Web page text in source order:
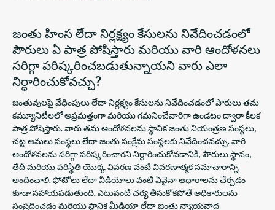
జంతు హింస లేదా నిర్లక్ష్యం కేసులను నివేదించడంలో
పౌరులు ఏ పాత్ర పోషిస్తారు మరియు వారి ఆందోళనలు
సరిగ్గా పరిష్కరించబడుతున్నాయని వారు ఎలా
నిర్ధారించుకోవచ్చు?
జంతువులపై వేధింపులు లేదా నిర్లక్ష్యం కేసులను నివేదించడంలో పౌరులు తమ
కమ్యూనిటీలలో అప్రమత్తంగా మరియు గమనించేవారిగా ఉండటం ద్వారా కీలక
పాత్ర పోషిస్తారు. వారు తమ ఆందోళనలను స్థానిక జంతు నియంత్రణ సంస్థలు,
చట్ట అమలు సంస్థలు లేదా జంతు సంక్షేమ సంస్థలకు నివేదించవచ్చు. వారి
ఆందోళనలను సరిగ్గా పరిష్కరించారని నిర్ధారించుకోవడానికి, పౌరులు స్థానం,
తేదీ మరియు పరిస్థితి యొక్క వివరణ వంటి వివరణాత్మక సమాచారాన్ని
అందించాలి. ఫోటోలు లేదా వీడియోలు వంటి ఏవైనా ఆధారాలను చేర్చడం
కూడా సహాయపడుతుంది. ఎటువంటి చర్య తీసుకోకపోతే అధికారులను
సంప్రదించడం మరియు స్థానిక మీడియా లేదా జంతు న్యాయవాద